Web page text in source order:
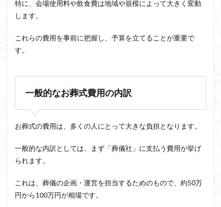
特に、会場使用料や飲食費は地域や規模によって大きく変動
します。
これらの費用を事前に把握し、予算を立てることが重要で
す。
一般的なお葬式費用の内訳
お葬式の費用は、多くの人にとって大きな負担となります。
一般的な内訳としては、まず「葬儀社」に支払う費用が挙げ
られます。
これは、葬儀の企画・運営を担当するためのもので、約50万
円から100万円が相場です。